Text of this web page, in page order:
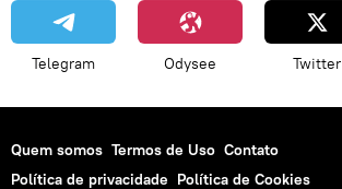
Telegram Odysee Twitter
Quem somos Termos de Uso Contato
Política de privacidade Política de Cookies